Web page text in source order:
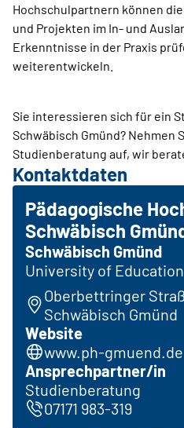
Hochschulpartnern können
und Projekten im In- und
Erkenntnisse in der Praxis
weiterentwickeln.
Sie interessieren sich für ein
Schwäbisch Gmünd? Nehmen
Studienberatung auf, wir
Kontaktdaten
Pädagogische
Schwäbisch
Schwäbisch Gmünd
University of Education
Oberbettringer
Schwäbisch Gmünd
Website
www.ph-gmuend.de
Ansprechpartner/in
Studienberatung
07171 983-319